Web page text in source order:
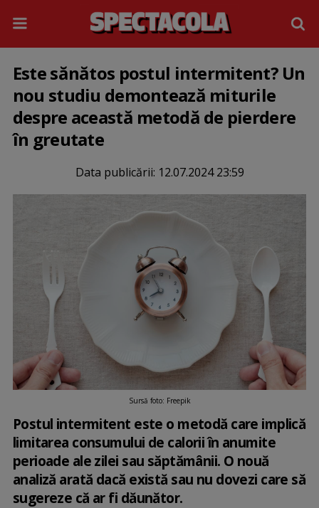
Este sănătos postul intermitent? Un
nou studiu demontează miturile
despre această metodă de pierdere
în greutate
Data publicării: 12.07.2024 23:59
Sursă foto: Freepik
Postul intermitent este o metodă care implică
limitarea consumului de calorii în anumite
perioade ale zilei sau săptămânii. O nouă
analiză arată dacă există sau nu dovezi care să
sugereze că ar fi dăunător.